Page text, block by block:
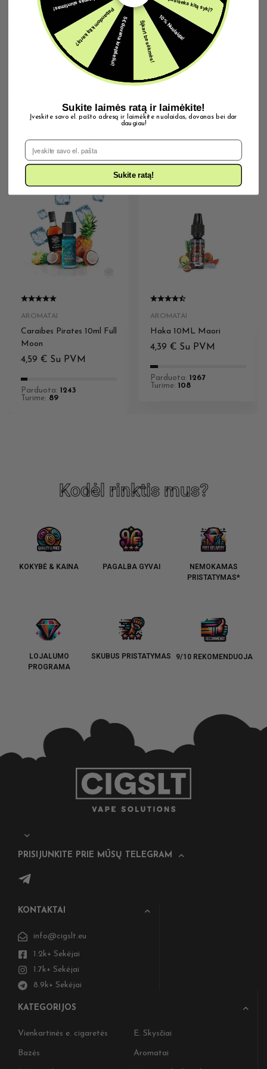
naudojimui
– Švelnus užbaigimas, puikiai derantis su kava, pietų
pertrauka ar vakaro poilsiu
Jei mėgsti tradicinius gazuotų gėrimų skonius ir vėsinantį
pojūtį, **Cola Ice** – paprastas, patikimas pasirinkimas
Susijusios prekės
AROMATAI
Caraibes Pirates 10ml Full
Moon
4,59 € Su PVM
Parduota: 1243
Turime: 89
AROMATAI
Haka 10ML Maori
4,39 € Su PVM
Parduota: 1267
Turime: 108
Kodėl rinktis mus?
KOKYBĖ & KAINA PAGALBA GYVAI
NEMOKAMAS
PRISTATYMAS*
LOJALUMO
PROGRAMA
SKUBUS PRISTATYMAS 9/10 REKOMENDUOJA
PRISIJUNKITE PRIE MŪSŲ TELEGRAM
KONTAKTAI
info@cigslt.eu
1.2k+ Sekėjai
1.7k+ Sekėjai
8.9k+ Sekėjai
KATEGORIJOS
Vienkartinės e. cigaretės E. Skysčiai
Bazės Aromatai
10% Nuolaida!
Šįkart be sėkmės!
5€ dovana krepšeliui!
Pabandom kitą kartą?
Sukite laimės ratą ir laimėkite!
Įveskite savo el. pašto adresą ir laimėkite nuolaidas, dovanas bei dar
daugiau!
El. Pašto adresas
Sukite ratą!